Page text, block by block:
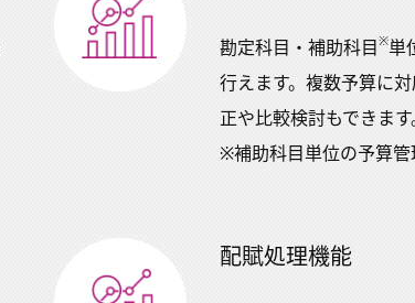
勘定科目・補助科目 ※単
行えます。複数予算に
正や比較検討もできます
※補助科目単位の予算管
配賦処理機能